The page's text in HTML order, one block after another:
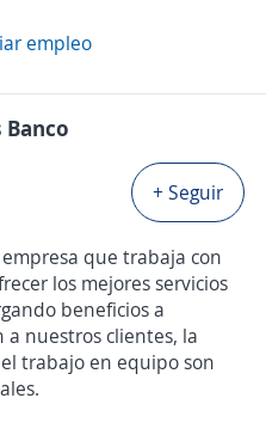
empleo
+ Seguir
que trabaja con
los mejores servicios
beneficios a
nuestros clientes, la
trabajo en equipo son